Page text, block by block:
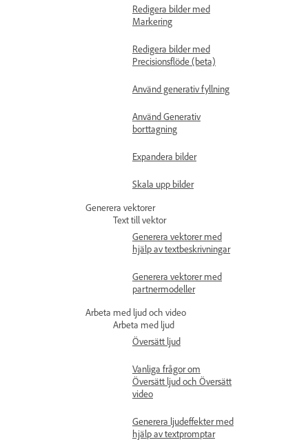
Redigera bilder med
Markering
Redigera bilder med
Precisionsflöde (beta)
Använd generativ fyllning
Använd Generativ
borttagning
Expandera bilder
Skala upp bilder
Generera vektorer
Text till vektor
Generera vektorer med
hjälp av textbeskrivningar
Generera vektorer med
partnermodeller
Arbeta med ljud och video
Arbeta med ljud
Översätt ljud
Vanliga frågor om
Översätt ljud och Översätt
video
Generera ljudeffekter med
hjälp av textpromptar